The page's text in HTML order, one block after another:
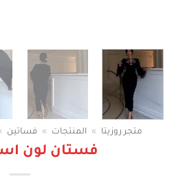
متجر روزيتا » المنتجات » فساتين
فستان لون